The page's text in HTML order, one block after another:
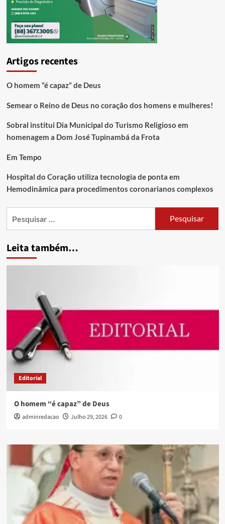
Artigos recentes
O homem “é capaz” de Deus
Semear o Reino de Deus no coração dos homens e mulheres!
Sobral institui Dia Municipal do Turismo Religioso em
homenagem a Dom José Tupinambá da Frota
Em Tempo
Hospital do Coração utiliza tecnologia de ponta em
Hemodinâmica para procedimentos coronarianos complexos
Leita também…
Editorial
O homem “é capaz” de Deus
adminredacao Julho 29, 2026 0